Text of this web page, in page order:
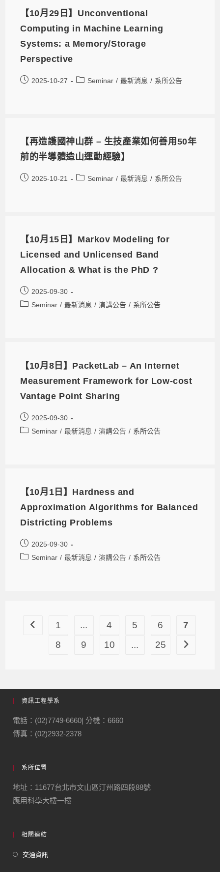
【10月29日】Unconventional
Computing in Machine Learning
Systems: a Memory/Storage
Perspective
2025-10-27 Seminar / 最新消息 / 系所公告
【再造護國神山群 – 生技產業如何善用50年
前的半導體造山運動經驗】
2025-10-21 Seminar / 最新消息 / 系所公告
【10月15日】Markov Modeling for
Licensed and Unlicensed Band
Allocation & What is the PhD ?
2025-09-30
Seminar / 最新消息 / 演講公告 / 系所公告
【10月8日】PacketLab – An Internet
Measurement Framework for Low-cost
Vantage Point Sharing
2025-09-30
Seminar / 最新消息 / 演講公告 / 系所公告
【10月1日】Hardness and
Approximation Algorithms for Balanced
Districting Problems
2025-09-30
Seminar / 最新消息 / 演講公告 / 系所公告
1 ... 4 5 6
7
8
9 10 ... 25
資訊工程學系
電話：(02)7749-6660| 分機：6660
傳真：(02)2932-2378
系所位置
地址：11677台北市文山區汀州路四段88號
應用科學大樓一樓
相關連結
交通資訊